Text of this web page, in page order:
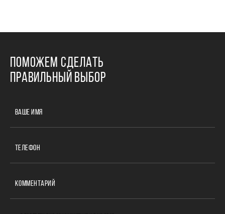
ПОМОЖЕМ СДЕЛАТЬ
ПРАВИЛЬНЫЙ ВЫБОР
ВАШЕ ИМЯ
ТЕЛЕФОН
КОММЕНТАРИЙ